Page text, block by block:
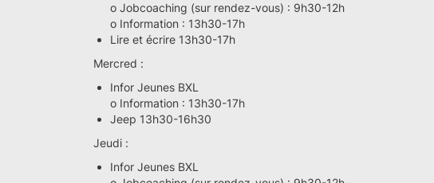
o Jobcoaching (sur rendez-vous) : 9h30-12h
o Information : 13h30-17h
Lire et écrire 13h30-17h
Mercred :
Infor Jeunes BXL
o Information : 13h30-17h
Jeep 13h30-16h30
Jeudi :
Infor Jeunes BXL